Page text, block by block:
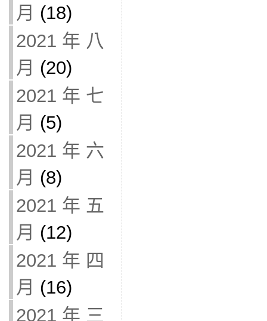
月 (18)
2021 年 八
月 (20)
2021 年 七
月 (5)
2021 年 六
月 (8)
2021 年 五
月 (12)
2021 年 四
月 (16)
2021 年 三